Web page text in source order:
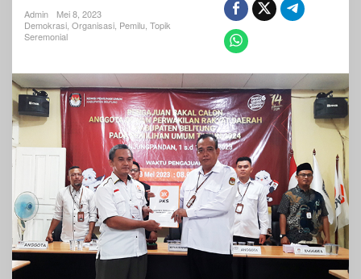
Pengajuan
Bakal
Calon
DPRD
Admin
Mei 8, 2023
Demokrasi Organisasi Pemilu Topik
Seremonial